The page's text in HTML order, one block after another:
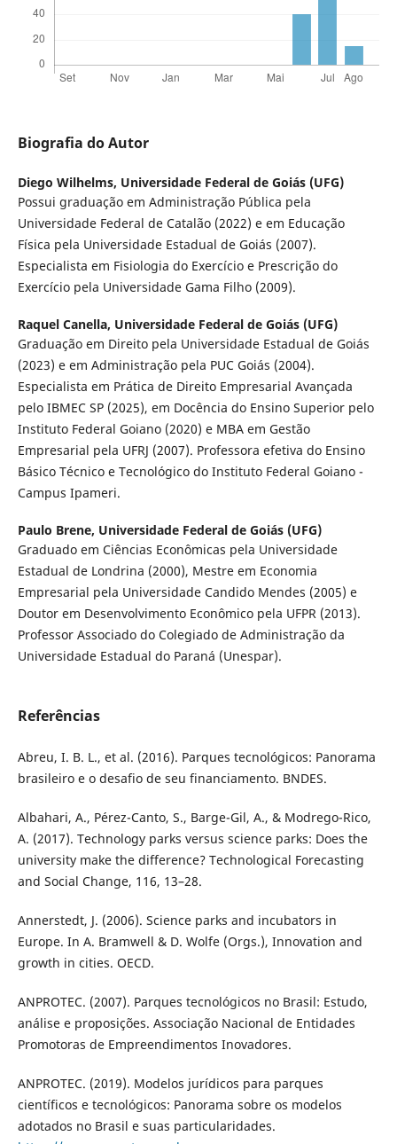
Biografia do Autor
Diego Wilhelms, Universidade Federal de Goiás (UFG)
Possui graduação em Administração Pública pela
Universidade Federal de Catalão (2022) e em Educação
Física pela Universidade Estadual de Goiás (2007).
Especialista em Fisiologia do Exercício e Prescrição do
Exercício pela Universidade Gama Filho (2009).
Raquel Canella, Universidade Federal de Goiás (UFG)
Graduação em Direito pela Universidade Estadual de Goiás
(2023) e em Administração pela PUC Goiás (2004).
Especialista em Prática de Direito Empresarial Avançada
pelo IBMEC SP (2025), em Docência do Ensino Superior pelo
Instituto Federal Goiano (2020) e MBA em Gestão
Empresarial pela UFRJ (2007). Professora efetiva do Ensino
Básico Técnico e Tecnológico do Instituto Federal Goiano -
Campus Ipameri.
Paulo Brene, Universidade Federal de Goiás (UFG)
Graduado em Ciências Econômicas pela Universidade
Estadual de Londrina (2000), Mestre em Economia
Empresarial pela Universidade Candido Mendes (2005) e
Doutor em Desenvolvimento Econômico pela UFPR (2013).
Professor Associado do Colegiado de Administração da
Universidade Estadual do Paraná (Unespar).
Referências
Abreu, I. B. L., et al. (2016). Parques tecnológicos: Panorama
brasileiro e o desafio de seu financiamento. BNDES.
Albahari, A., Pérez-Canto, S., Barge-Gil, A., & Modrego-Rico,
A. (2017). Technology parks versus science parks: Does the
university make the difference? Technological Forecasting
and Social Change, 116, 13–28.
Annerstedt, J. (2006). Science parks and incubators in
Europe. In A. Bramwell & D. Wolfe (Orgs.), Innovation and
growth in cities. OECD.
ANPROTEC. (2007). Parques tecnológicos no Brasil: Estudo,
análise e proposições. Associação Nacional de Entidades
Promotoras de Empreendimentos Inovadores.
ANPROTEC. (2019). Modelos jurídicos para parques
científicos e tecnológicos: Panorama sobre os modelos
adotados no Brasil e suas particularidades.